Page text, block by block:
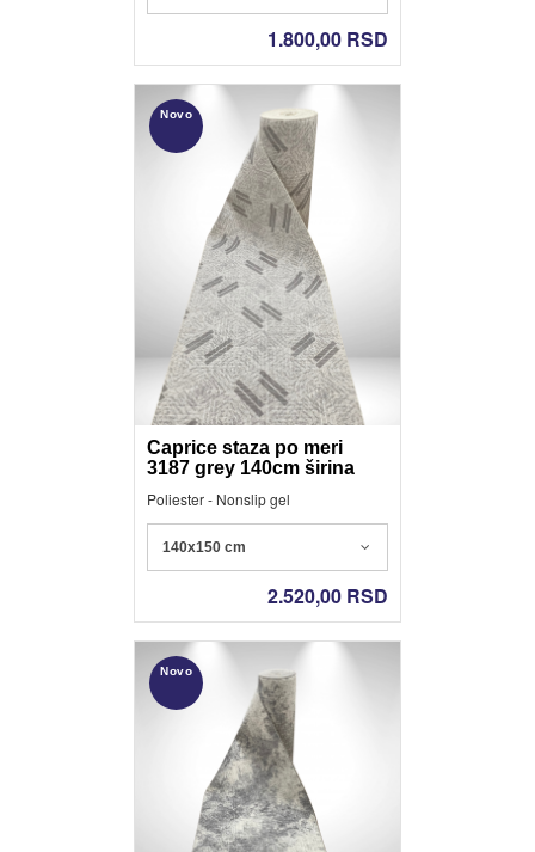
1.800,00 RSD
Novo
Caprice staza po meri
3187 grey 140cm širina
Poliester - Nonslip gel
140x150 cm
2.520,00 RSD
Novo